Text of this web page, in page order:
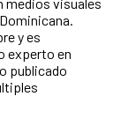
y es
experto en
publicado